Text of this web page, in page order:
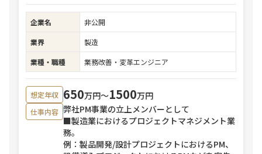
企業名
非公開
業界
製造
業種・職種
業務改善・変革エンジニア
想定年収 650万円〜1500万円
仕事内容 弊社PM事業の立上メンバーとして
■製造業におけるプロジェクトマネジメント業
務。
例：製品開発/設計プロジェクトにおけるPM、